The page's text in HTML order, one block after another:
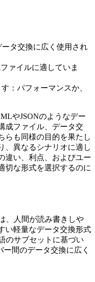
ータ交換に広く使用され
ァイルに適していま
：パフォーマンスか、
やJSONのようなデー
成ファイル、データ交
らも同様の目的を果たし
、異なるシナリオに適し
違い、利点、およびユー
切な形式を選択するのに
、人間が読み書きしや
い軽量なデータ交換形式
のサブセットに基づい
間のデータ交換に広く